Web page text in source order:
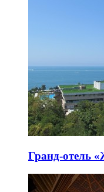
Гранд-отель